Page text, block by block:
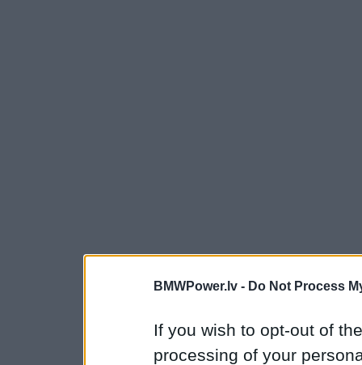
BMWPower.lv - Do Not Process
If you wish to opt-out of
processing of your